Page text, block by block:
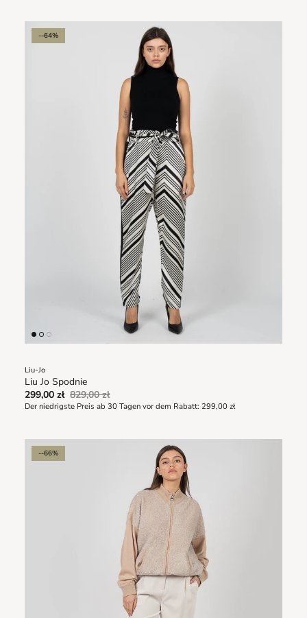
--64%
Liu-Jo
Liu Jo Spodnie
299,00 zł 829,00 zł
Der niedrigste Preis ab 30 Tagen vor dem Rabatt: 299,00 zł
--66%